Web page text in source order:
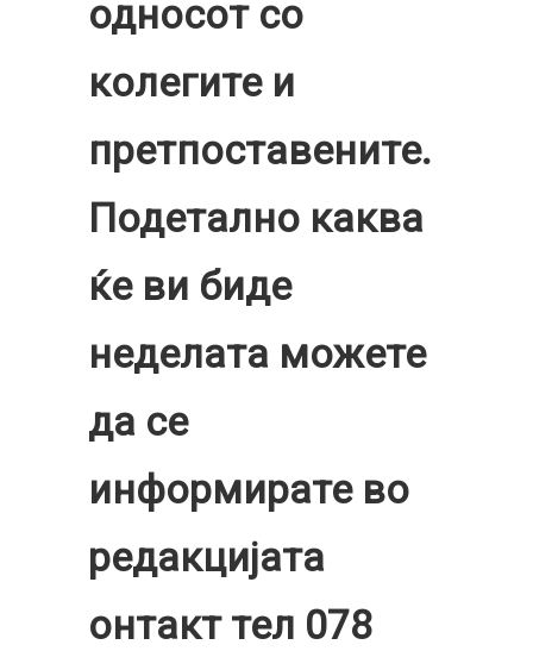
односот со
колегите и
претпоставените.
Подетално каква
ќе ви биде
неделата можете
да се
информирате во
редакцијата
онтакт тел 078